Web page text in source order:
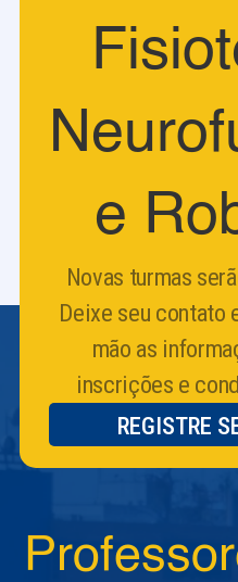
e
Novas turmas
Deixe seu contato
mão as
inscrições e
REGISTRE